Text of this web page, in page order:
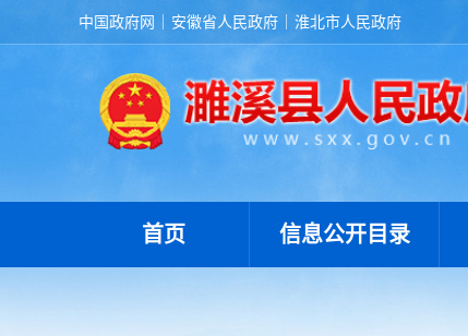
中国政府网 安徽省人民政府 淮北市人民政府
首页 信息公开目录